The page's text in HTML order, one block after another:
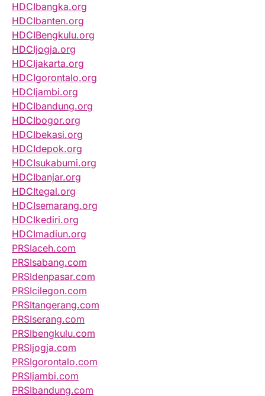
HDCIbangka.org
HDCIbanten.org
HDCIBengkulu.org
HDCIjogja.org
HDCIjakarta.org
HDCIgorontalo.org
HDCIjambi.org
HDCIbandung.org
HDCIbogor.org
HDCIbekasi.org
HDCIdepok.org
HDCIsukabumi.org
HDCIbanjar.org
HDCItegal.org
HDCIsemarang.org
HDCIkediri.org
HDCImadiun.org
PRSIaceh.com
PRSIsabang.com
PRSIdenpasar.com
PRSIcilegon.com
PRSItangerang.com
PRSIserang.com
PRSIbengkulu.com
PRSIjogja.com
PRSIgorontalo.com
PRSIjambi.com
PRSIbandung.com